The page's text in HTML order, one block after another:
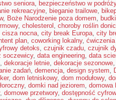
seniora, bezpieczeństwo w podróży
rekreacyjne, bieganie trailowe,
, Boże Narodzenie poza domem,
, cholesterol , choroby roślin
cisza nocna, city break Europa, city
plan, coworking lokalny,
detoks, czujnik czadu, czujnik
soczewicy, data engineering, data
, dekoracje letnie, dekoracje sezonowe,
zadań, demencja, design system,
, dom letniskowy, dom modułowy,
, domki nad jeziorem, domowa
, domowe przetwory, dostępność